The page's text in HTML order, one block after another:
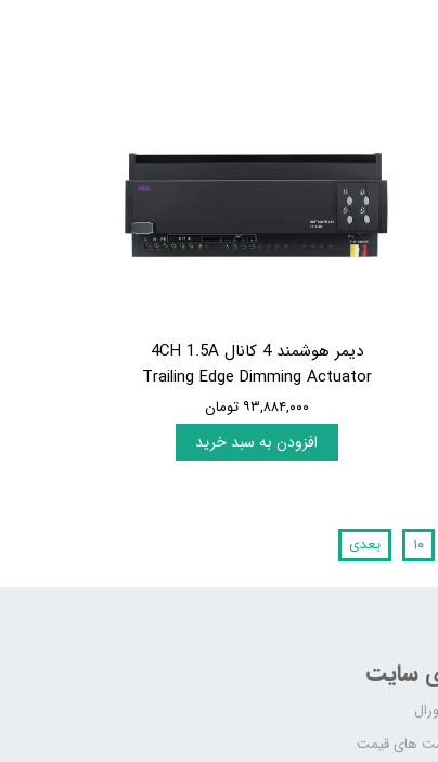
دیمر هوشمند 4 کانال 4CH 1.5A
Trailing Edge Dimming Actuator
۹۳,۸۸۴,۰۰۰ تومان
افزودن به سبد خرید
۱۰ بعدی
سایت
های قیمت